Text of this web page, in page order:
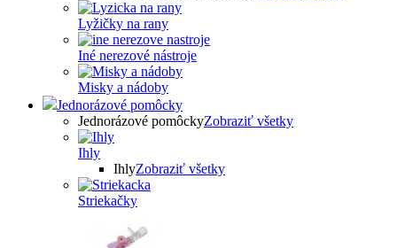
Lyžičky na rany
Iné nerezové nástroje
Misky a nádoby
Jednorázové pomôcky
Jednorázové pomôckyZobraziť všetky
Ihly
IhlyZobraziť všetky
Striekačky